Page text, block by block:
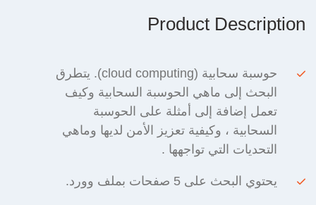
Product Description
حوسبة سحابية (cloud computing). يتطرق
البحث إلى ماهي الحوسبة السحابية وكيف
تعمل إضافة إلى أمثلة على الحوسبة
السحابية ، وكيفية تعزيز الأمن لديها وماهي
التحديات التي تواجهها .
يحتوي البحث على 5 صفحات بملف وورد.